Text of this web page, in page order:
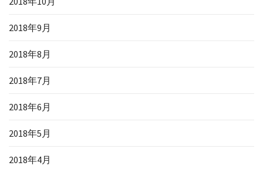
2018年9月
2018年8月
2018年7月
2018年6月
2018年5月
2018年4月